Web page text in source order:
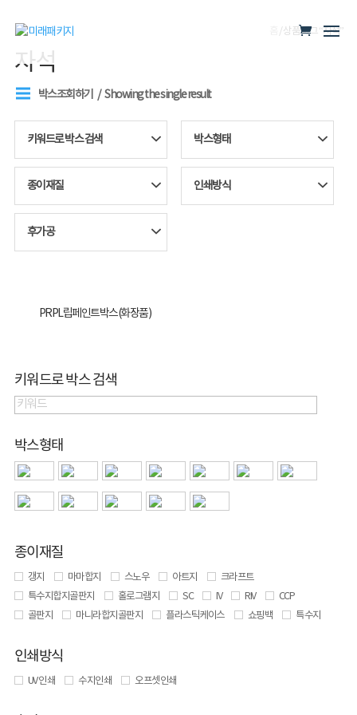
/ 상품 태그 “자석”
자석
박스조회하기 Showing the single result
키워드로 박스 검색 박스형태
종이재질 인쇄방식
후가공
PRPL립페인트박스(화장품)
키워드로 박스 검색
박스형태
종이재질
갱지 마마합지 스노우 아트지
크라프트
특수지합지골판지
홀로그램지 SC IV RIV
CCP
골판지
마니라합지골판지 플라스틱케이스 쇼핑백 특수지
인쇄방식
UV 인쇄 수지인쇄 오프셋인쇄